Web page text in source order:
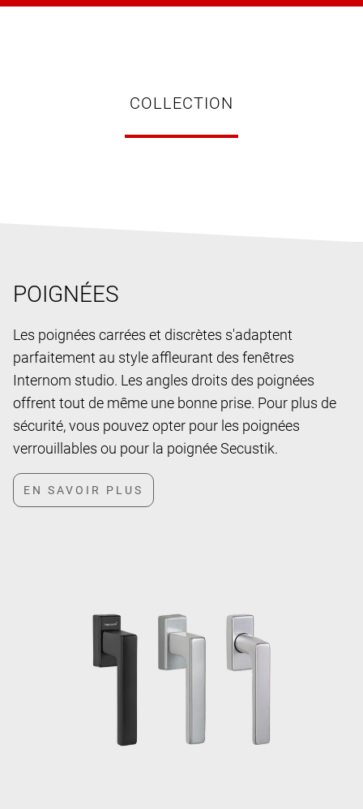
COLLECTION
POIGNÉES
Les poignées carrées et discrètes s'adaptent
parfaitement au style affleurant des fenêtres
Internom studio. Les angles droits des poignées
offrent tout de même une bonne prise. Pour plus de
sécurité, vous pouvez opter pour les poignées
verrouillables ou pour la poignée Secustik.